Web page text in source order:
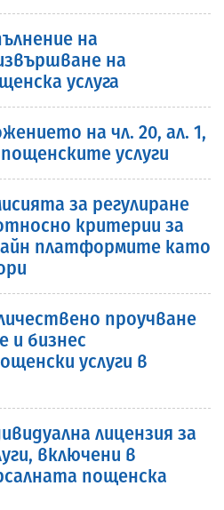
на
на
услуга
на чл. 20, ал. 1,
услуги
за регулиране
критерии за
платформите като
проучване
и бизнес
услуги в
лицензия за
включени в
пощенска